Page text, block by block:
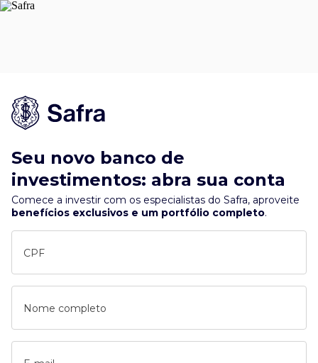
Seu novo banco de
investimentos: abra sua conta
Comece a investir com os especialistas do Safra, aproveite
benefícios exclusivos e um portfólio completo.
CPF
Nome completo